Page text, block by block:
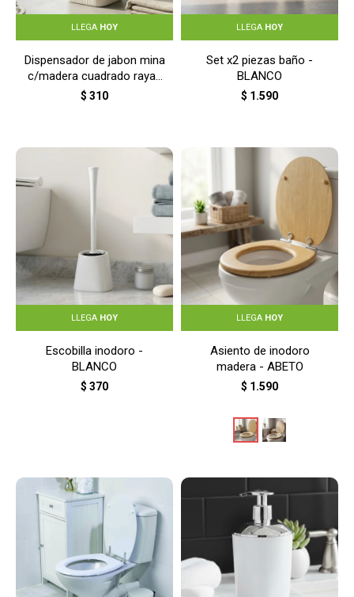
LLEGA HOY
Dispensador de jabon mina
c/madera cuadrado rayas
- BLANCO
$ 310
LLEGA HOY
Set x2 piezas baño -
BLANCO
$ 1.590
LLEGA HOY
Escobilla inodoro -
BLANCO
$ 370
LLEGA HOY
Asiento de inodoro
madera - ABETO
$ 1.590